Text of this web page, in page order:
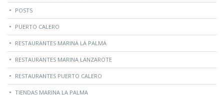
POSTS
PUERTO CALERO
RESTAURANTES MARINA LA PALMA
RESTAURANTES MARINA LANZAROTE
RESTAURANTES PUERTO CALERO
TIENDAS MARINA LA PALMA